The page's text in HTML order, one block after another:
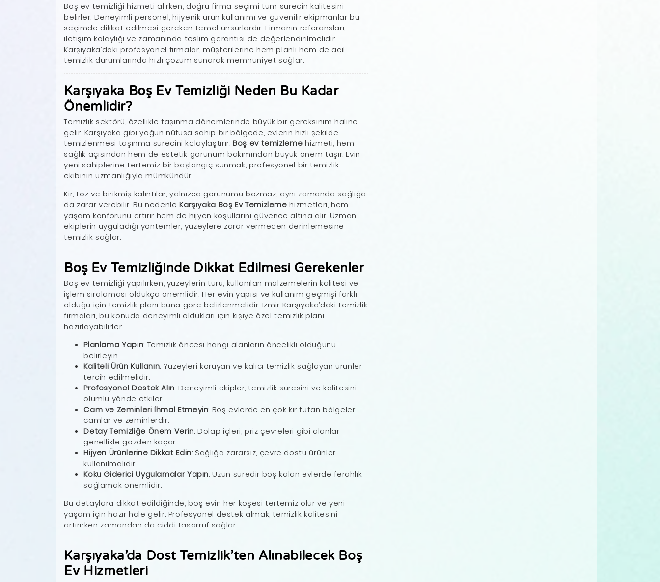
Boş ev temizliği hizmeti alırken, doğru firma seçimi tüm sürecin kalitesini
belirler. Deneyimli personel, hijyenik ürün kullanımı ve güvenilir ekipmanlar bu
seçimde dikkat edilmesi gereken temel unsurlardır. Firmanın referansları,
iletişim kolaylığı ve zamanında teslim garantisi de değerlendirilmelidir.
Karşıyaka’daki profesyonel firmalar, müşterilerine hem planlı hem de acil
temizlik durumlarında hızlı çözüm sunarak memnuniyet sağlar.
Karşıyaka Boş Ev Temizliği Neden Bu Kadar
Önemlidir?
Temizlik sektörü, özellikle taşınma dönemlerinde büyük bir gereksinim haline
gelir. Karşıyaka gibi yoğun nüfusa sahip bir bölgede, evlerin hızlı şekilde
temizlenmesi taşınma sürecini kolaylaştırır.Boş ev temizleme hizmeti, hem
sağlık açısından hem de estetik görünüm bakımından büyük önem taşır. Evin
yeni sahiplerine tertemiz bir başlangıç sunmak, profesyonel bir temizlik
ekibinin uzmanlığıyla mümkündür.
Kir, toz ve birikmiş kalıntılar, yalnızca görünümü bozmaz, aynı zamanda sağlığa
da zarar verebilir. Bu nedenleKarşıyaka Boş Ev Temizleme hizmetleri, hem
yaşam konforunu artırır hem de hijyen koşullarını güvence altına alır. Uzman
ekiplerin uyguladığı yöntemler, yüzeylere zarar vermeden derinlemesine
temizlik sağlar.
Boş Ev Temizliğinde Dikkat Edilmesi Gerekenler
Boş ev temizliği yapılırken, yüzeylerin türü, kullanılan malzemelerin kalitesi ve
işlem sıralaması oldukça önemlidir. Her evin yapısı ve kullanım geçmişi farklı
olduğu için temizlik planı buna göre belirlenmelidir. İzmir Karşıyaka’daki temizlik
firmaları, bu konuda deneyimli oldukları için kişiye özel temizlik planı
hazırlayabilirler.
Planlama Yapın: Temizlik öncesi hangi alanların öncelikli olduğunu
belirleyin.
Kaliteli Ürün Kullanın: Yüzeyleri koruyan ve kalıcı temizlik sağlayan ürünler
tercih edilmelidir.
Profesyonel Destek Alın: Deneyimli ekipler, temizlik süresini ve kalitesini
olumlu yönde etkiler.
Cam ve Zeminleri İhmal Etmeyin: Boş evlerde en çok kir tutan bölgeler
camlar ve zeminlerdir.
Detay Temizliğe Önem Verin: Dolap içleri, priz çevreleri gibi alanlar
genellikle gözden kaçar.
Hijyen Ürünlerine Dikkat Edin: Sağlığa zararsız, çevre dostu ürünler
kullanılmalıdır.
Koku Giderici Uygulamalar Yapın: Uzun süredir boş kalan evlerde ferahlık
sağlamak önemlidir.
Bu detaylara dikkat edildiğinde, boş evin her köşesi tertemiz olur ve yeni
yaşam için hazır hale gelir. Profesyonel destek almak, temizlik kalitesini
artırırken zamandan da ciddi tasarruf sağlar.
Karşıyaka’da Dost Temizlik’ten Alınabilecek Boş
Ev Hizmetleri